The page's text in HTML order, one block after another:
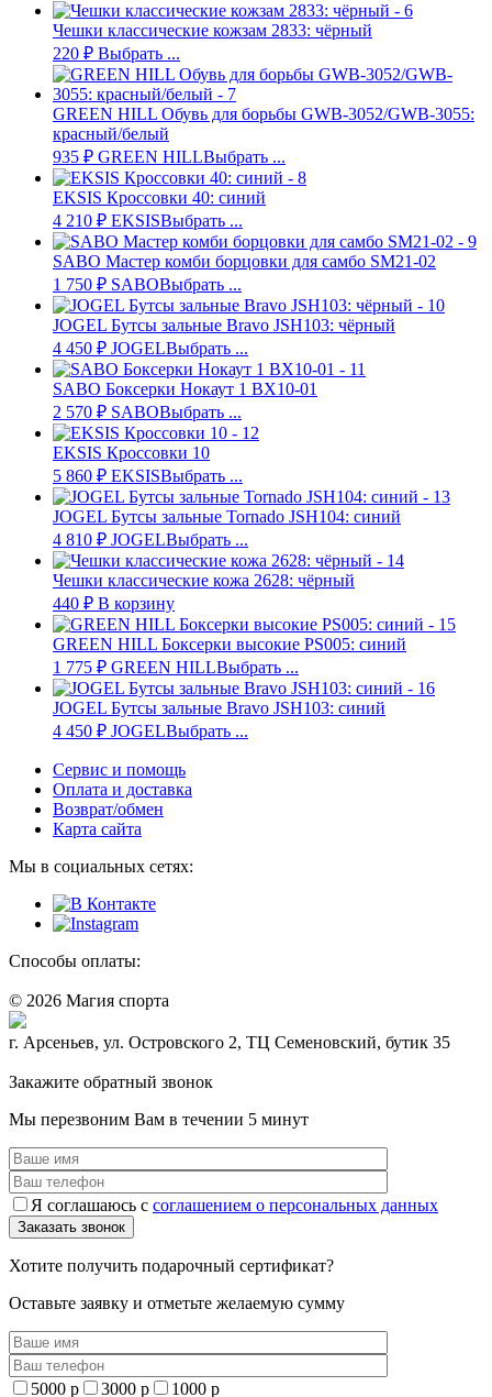
Чешки классические кожзам 2833: чёрный
220 ₽ Выбрать ...
GREEN HILL Обувь для борьбы GWB-3052/GWB-3055:
красный/белый
935 ₽ GREEN HILLВыбрать ...
EKSIS Кроссовки 40: синий
4 210 ₽ EKSISВыбрать ...
SABO Мастер комби борцовки для самбо SM21-02
1 750 ₽ SABOВыбрать ...
JOGEL Бутсы зальные Bravo JSH103: чёрный
4 450 ₽ JOGELВыбрать ...
SABO Боксерки Нокаут 1 BX10-01
2 570 ₽ SABOВыбрать ...
EKSIS Кроссовки 10
5 860 ₽ EKSISВыбрать ...
JOGEL Бутсы зальные Tornado JSH104: синий
4 810 ₽ JOGELВыбрать ...
Чешки классические кожа 2628: чёрный
440 ₽ В корзину
GREEN HILL Боксерки высокие PS005: синий
1 775 ₽ GREEN HILLВыбрать ...
JOGEL Бутсы зальные Bravo JSH103: синий
4 450 ₽ JOGELВыбрать ...
Сервис и помощь
Оплата и доставка
Возврат/обмен
Карта сайта
Мы в социальных сетях:
Способы оплаты:
© 2026 Магия спорта
г. Арсеньев, ул. Островского 2, ТЦ Семеновский, бутик 35
Закажите обратный звонок
Мы перезвоним Вам в течении 5 минут
Я соглашаюсь с соглашением о персональных данных
Хотите получить подарочный сертификат?
Оставьте заявку и отметьте желаемую сумму
5000 р 3000 р 1000 р